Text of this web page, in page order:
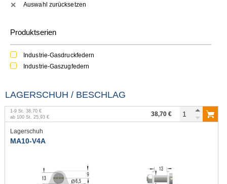
✕ Auswahl zurücksetzen
Produktserien
Industrie-Gasdruckfedern
Industrie-Gaszugfedern
LAGERSCHUH / BESCHLAG
1-9 St. 38,70 €
ab 100 St. 25,93 € 38,70 €
Lagerschuh
MA10-V4A